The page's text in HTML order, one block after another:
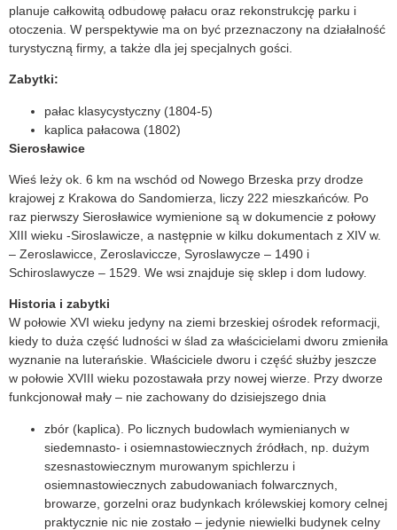
planuje całkowitą odbudowę pałacu oraz rekonstrukcję parku i
otoczenia. W perspektywie ma on być przeznaczony na działalność
turystyczną firmy, a także dla jej specjalnych gości.
Zabytki:
pałac klasycystyczny (1804-5)
kaplica pałacowa (1802)
Sierosławice
Wieś leży ok. 6 km na wschód od Nowego Brzeska przy drodze
krajowej z Krakowa do Sandomierza, liczy 222 mieszkańców. Po
raz pierwszy Sierosławice wymienione są w dokumencie z połowy
XIII wieku -Siroslawicze, a następnie w kilku dokumentach z XIV w.
– Zeroslawicce, Zeroslaviccze, Syroslawycze – 1490 i
Schiroslawycze – 1529. We wsi znajduje się sklep i dom ludowy.
Historia i zabytki
W połowie XVI wieku jedyny na ziemi brzeskiej ośrodek reformacji,
kiedy to duża część ludności w ślad za właścicielami dworu zmieniła
wyznanie na luterańskie. Właściciele dworu i część służby jeszcze
w połowie XVIII wieku pozostawała przy nowej wierze. Przy dworze
funkcjonował mały – nie zachowany do dzisiejszego dnia
zbór (kaplica). Po licznych budowlach wymienianych w
siedemnasto- i osiemnastowiecznych źródłach, np. dużym
szesnastowiecznym murowanym spichlerzu i
osiemnastowiecznych zabudowaniach folwarcznych,
browarze, gorzelni oraz budynkach królewskiej komory celnej
praktycznie nic nie zostało – jedynie niewielki budynek celny